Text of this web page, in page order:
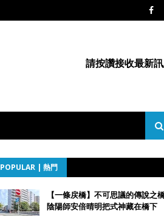
請按讚接收最新
POPULAR | 熱門
【一條戻橋】不可思議的傳說之
陰陽師安倍晴明把式神藏在橋下